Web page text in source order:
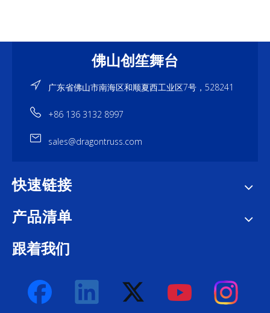
佛山创笙舞台
广东省佛山市南海区和顺夏西工业区7号，528241
+86 136 3132 8997
sales@dragontruss.com
快速链接
产品清单
跟着我们